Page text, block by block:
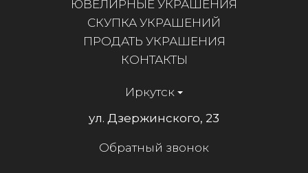
ЮВЕЛИРНЫЕ УКРАШЕНИЯ
СКУПКА УКРАШЕНИЙ
ПРОДАТЬ УКРАШЕНИЯ
КОНТАКТЫ
Иркутск
ул. Дзержинского, 23
Обратный звонок